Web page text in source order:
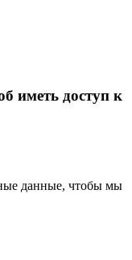
иметь доступ к
данные, чтобы мы